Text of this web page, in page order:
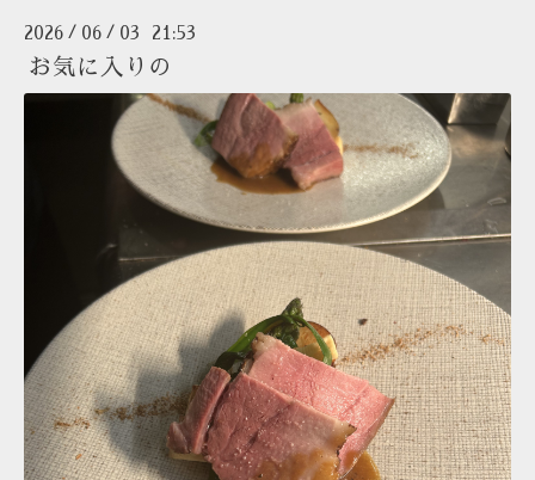
2026 / 06 / 03 21:53
お気に入りの